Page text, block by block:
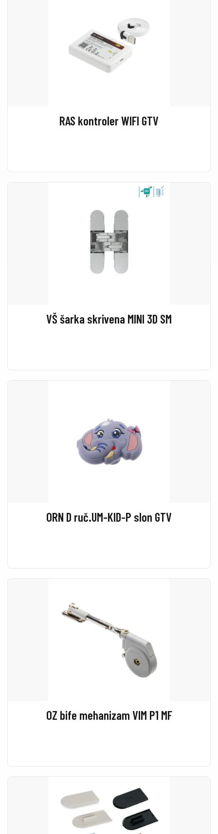
RAS kontroler WIFI GTV
VŠ šarka skrivena MINI 3D SM
ORN D ruč.UM-KID-P slon GTV
OZ bife mehanizam VIM P1 MF